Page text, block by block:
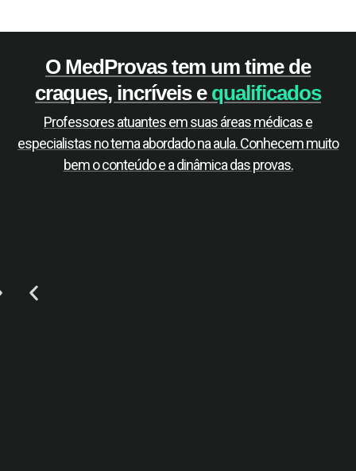
O MedProvas tem um time de
craques, incríveis e qualificados
Professores atuantes em suas áreas médicas e
especialistas no tema abordado na aula. Conhecem muito
bem o conteúdo e a dinâmica das provas.